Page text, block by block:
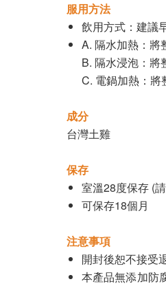
服用方法
飲用方式：建議
A. 隔水加熱：將
B. 隔水浸泡：將
C. 電鍋加熱：將
成分
台灣土雞
保存
室溫28度保存 (
可保存18個月
注意事項
開封後恕不接受
本產品無添加防